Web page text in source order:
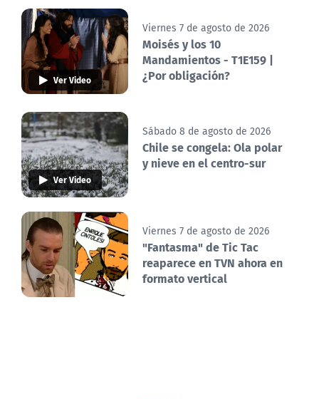
Ver Video
Viernes 7 de agosto de 2026
Moisés y los 10
Mandamientos - T1E159 |
¿Por obligación?
Ver Video
Sábado 8 de agosto de 2026
Chile se congela: Ola polar
y nieve en el centro-sur
Viernes 7 de agosto de 2026
"Fantasma" de Tic Tac
reaparece en TVN ahora en
formato vertical